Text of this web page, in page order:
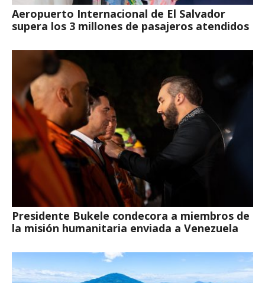
Aeropuerto Internacional de El Salvador
supera los 3 millones de pasajeros atendidos
Presidente Bukele condecora a miembros de
la misión humanitaria enviada a Venezuela